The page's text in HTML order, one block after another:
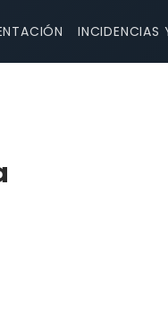
INCIDENCIAS